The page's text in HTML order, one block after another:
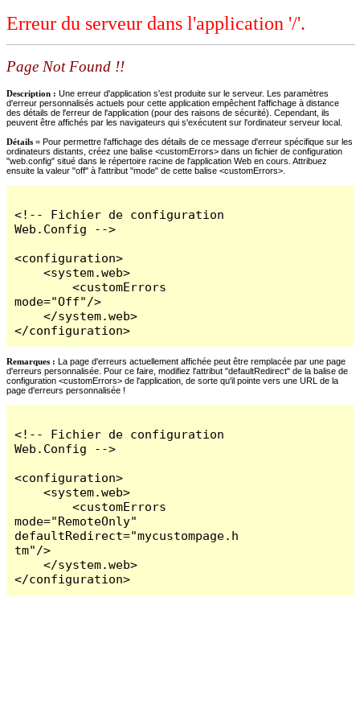
Erreur du serveur dans l'application '/'.
Page Not Found !!
Description : Une erreur d'application s'est produite sur le serveur. Les paramètres
d'erreur personnalisés actuels pour cette application empêchent l'affichage à distance
des détails de l'erreur de l'application (pour des raisons de sécurité). Cependant, ils
peuvent être affichés par les navigateurs qui s'exécutent sur l'ordinateur serveur local.
Détails = Pour permettre l'affichage des détails de ce message d'erreur spécifique sur les
ordinateurs distants, créez une balise <customErrors> dans un fichier de configuration
"web.config" situé dans le répertoire racine de l'application Web en cours. Attribuez
ensuite la valeur "off" à l'attribut "mode" de cette balise <customErrors>.
<!-- Fichier de configuration
Web.Config -->
<configuration>
    <system.web>
        <customErrors
mode="Off"/>
    </system.web>
</configuration>
Remarques : La page d'erreurs actuellement affichée peut être remplacée par une page
d'erreurs personnalisée. Pour ce faire, modifiez l'attribut "defaultRedirect" de la balise de
configuration <customErrors> de l'application, de sorte qu'il pointe vers une URL de la
page d'erreurs personnalisée !
<!-- Fichier de configuration
Web.Config -->
<configuration>
    <system.web>
        <customErrors
mode="RemoteOnly"
defaultRedirect="mycustompage.h
tm"/>
    </system.web>
</configuration>